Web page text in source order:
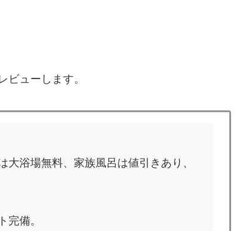
ビューします。
浴場無料、家族風呂は値引きあり、
完備。